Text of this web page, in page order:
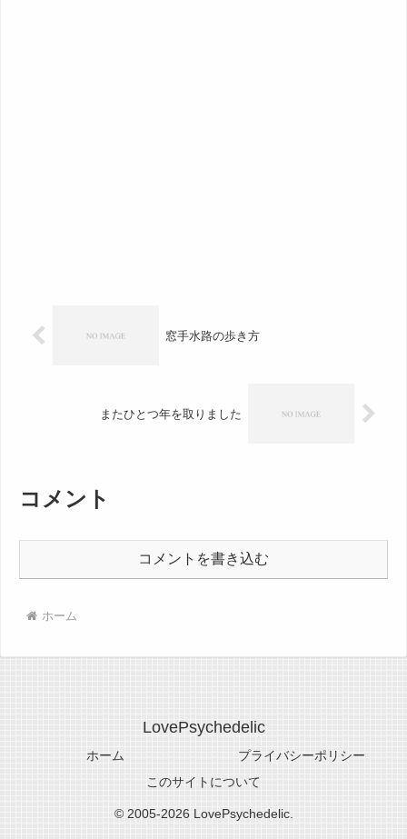
窓手水路の歩き方
またひとつ年を取りました
コメント
コメントを書き込む
ホーム
LovePsychedelic
ホーム
プライバシーポリシー
このサイトについて
© 2005-2026 LovePsychedelic.